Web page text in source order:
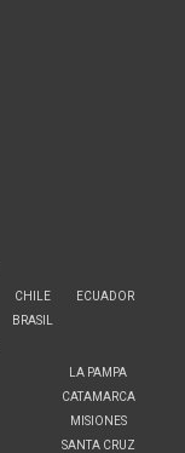
CHILE
BRASIL
ECUADOR
LA PAMPA
CATAMARCA
MISIONES
SANTA CRUZ